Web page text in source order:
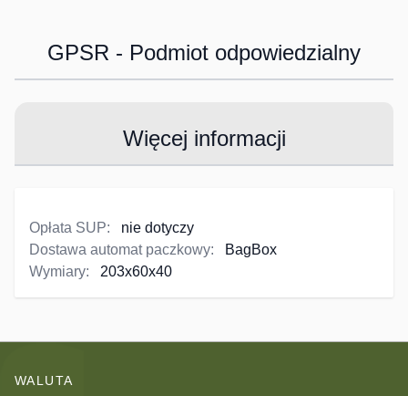
Więcej informacji
GPSR - Podmiot odpowiedzialny
Opłata SUP:
nie dotyczy
Dostawa automat paczkowy:
BagBox
Wymiary:
203x60x40
WALUTA